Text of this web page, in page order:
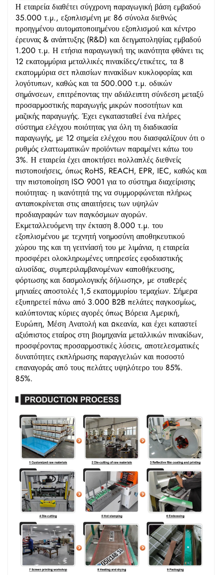
Η εταιρεία διαθέτει σύγχρονη παραγωγική βάση εμβαδού
35.000 τ.μ., εξοπλισμένη με 86 σύνολα διεθνώς
προηγμένου αυτοματοποιημένου εξοπλισμού και κέντρο
έρευνας & ανάπτυξης (R&D) και δειγματοληψίας εμβαδού
1.200 τ.μ. Η ετήσια παραγωγική της ικανότητα φθάνει τις
12 εκατομμύρια μεταλλικές πινακίδες/ετικέτες, τα 8
εκατομμύρια σετ πλαισίων πινακίδων κυκλοφορίας και
λογότυπων, καθώς και τα 500.000 τ.μ. οδικών
σημάνσεων, επιτρέποντας την αδιάλειπτη σύνδεση μεταξύ
προσαρμοστικής παραγωγής μικρών ποσοτήτων και
μαζικής παραγωγής. Έχει εγκατασταθεί ένα πλήρες
σύστημα ελέγχου ποιότητας για όλη τη διαδικασία
παραγωγής, με 12 σημεία ελέγχου που διασφαλίζουν ότι ο
ρυθμός ελαττωματικών προϊόντων παραμένει κάτω του
3%. Η εταιρεία έχει αποκτήσει πολλαπλές διεθνείς
πιστοποιήσεις, όπως RoHS, REACH, EPR, IEC, καθώς και
την πιστοποίηση ISO 9001 για το σύστημα διαχείρισης
ποιότητας· η ικανότητά της να συμμορφώνεται πλήρως
ανταποκρίνεται στις απαιτήσεις των υψηλών
προδιαγραφών των παγκόσμιων αγορών.
Εκμεταλλευόμενη την έκταση 8.000 τ.μ. του
εξοπλισμένου με τεχνητή νοημοσύνη αποθηκευτικού
χώρου της και τη γειτνίασή του με λιμάνια, η εταιρεία
προσφέρει ολοκληρωμένες υπηρεσίες εφοδιαστικής
αλυσίδας, συμπεριλαμβανομένων «αποθήκευσης,
φόρτωσης και δασμολογικής δήλωσης», με σταθερές
μηνιαίες αποστολές 1,5 εκατομμυρίου τεμαχίων. Σήμερα
εξυπηρετεί πάνω από 3.000 B2B πελάτες παγκοσμίως,
καλύπτοντας κύριες αγορές όπως Βόρεια Αμερική,
Ευρώπη, Μέση Ανατολή και Ωκεανία, και έχει καταστεί
αξιόπιστος εταίρος στη βιομηχανία μεταλλικών πινακίδων,
προσφέροντας προσαρμοστικές λύσεις, αποτελεσματικές
δυνατότητες εκπλήρωσης παραγγελιών και ποσοστό
επαναγοράς από τους πελάτες υψηλότερο του 85%.
85%.